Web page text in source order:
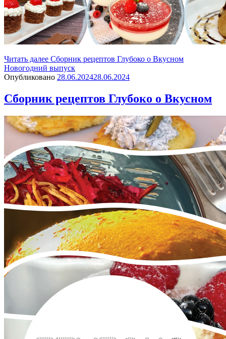
Читать далее Сборник рецептов Глубоко о Вкусном
Новогодний выпуск
Опубликовано 28.06.202428.06.2024
Сборник рецептов Глубоко о Вкусном